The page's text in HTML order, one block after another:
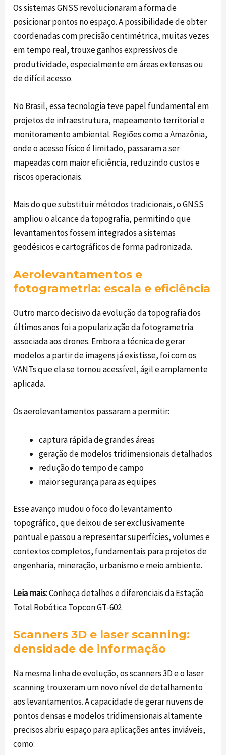
Os sistemas GNSS revolucionaram a forma de
posicionar pontos no espaço. A possibilidade de obter
coordenadas com precisão centimétrica, muitas vezes
em tempo real, trouxe ganhos expressivos de
produtividade, especialmente em áreas extensas ou
de difícil acesso.
No Brasil, essa tecnologia teve papel fundamental em
projetos de infraestrutura, mapeamento territorial e
monitoramento ambiental. Regiões como a Amazônia,
onde o acesso físico é limitado, passaram a ser
mapeadas com maior eficiência, reduzindo custos e
riscos operacionais.
Mais do que substituir métodos tradicionais, o GNSS
ampliou o alcance da topografia, permitindo que
levantamentos fossem integrados a sistemas
geodésicos e cartográficos de forma padronizada.
Aerolevantamentos e
fotogrametria: escala e eficiência
Outro marco decisivo da evolução da topografia dos
últimos anos foi a popularização da fotogrametria
associada aos drones. Embora a técnica de gerar
modelos a partir de imagens já existisse, foi com os
VANTs que ela se tornou acessível, ágil e amplamente
aplicada.
Os aerolevantamentos passaram a permitir:
captura rápida de grandes áreas
geração de modelos tridimensionais detalhados
redução do tempo de campo
maior segurança para as equipes
Esse avanço mudou o foco do levantamento
topográfico, que deixou de ser exclusivamente
pontual e passou a representar superfícies, volumes e
contextos completos, fundamentais para projetos de
engenharia, mineração, urbanismo e meio ambiente.
Leia mais:Conheça detalhes e diferenciais da Estação
Total Robótica Topcon GT-602
Scanners 3D e laser scanning:
densidade de informação
Na mesma linha de evolução, os scanners 3D e o laser
scanning trouxeram um novo nível de detalhamento
aos levantamentos. A capacidade de gerar nuvens de
pontos densas e modelos tridimensionais altamente
precisos abriu espaço para aplicações antes inviáveis,
como: